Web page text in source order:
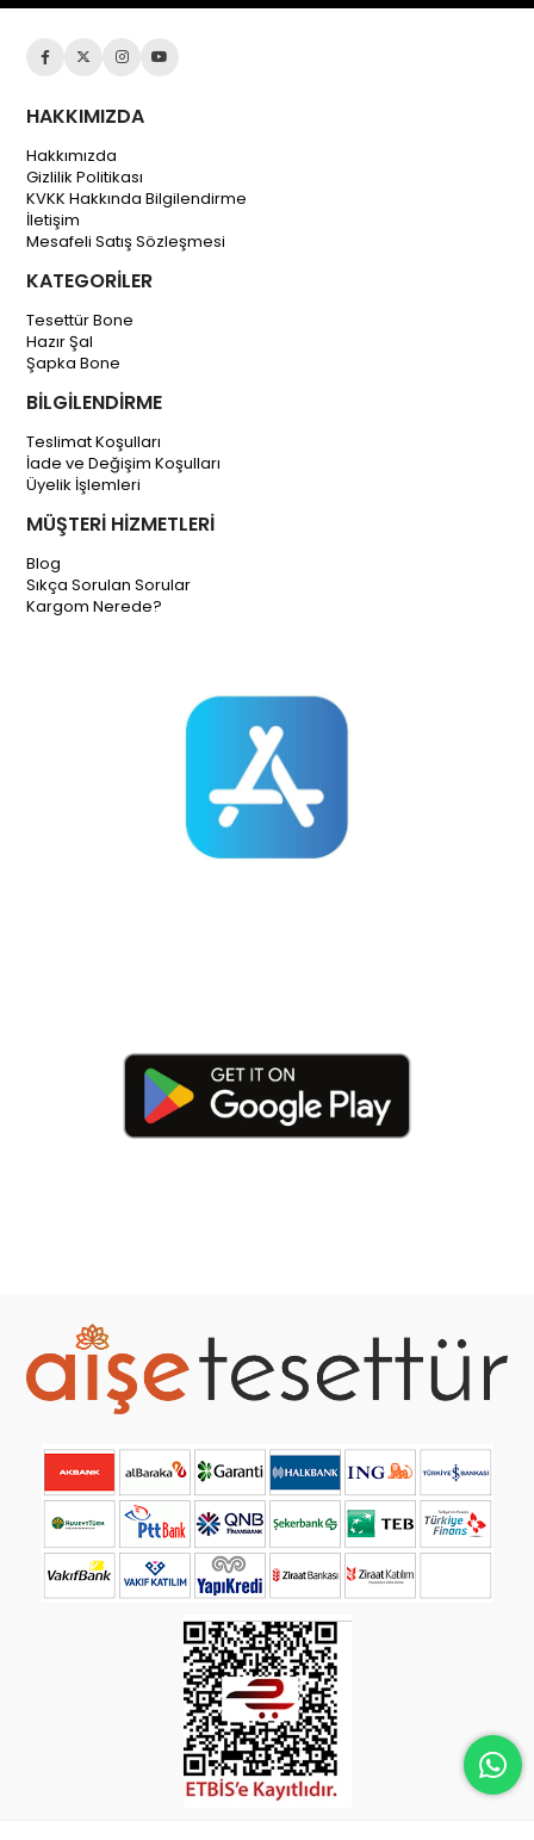
HAKKIMIZDA
Hakkımızda
Gizlilik Politikası
KVKK Hakkında Bilgilendirme
İletişim
Mesafeli Satış Sözleşmesi
KATEGORİLER
Tesettür Bone
Hazır Şal
Şapka Bone
BİLGİLENDİRME
Teslimat Koşulları
İade ve Değişim Koşulları
Üyelik İşlemleri
MÜŞTERİ HİZMETLERİ
Blog
Sıkça Sorulan Sorular
Kargom Nerede?